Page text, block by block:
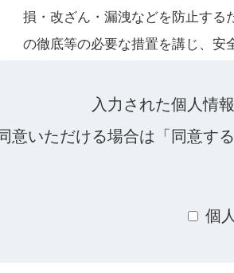
損・改ざん・漏洩などを防止す
の徹底等の必要な措置を講じ、安
個人情報の利用目的
お客さまからお預かりした個人情
個人情報の第三者への開示・
入力された個人情
意いただける場合は「同意す
個